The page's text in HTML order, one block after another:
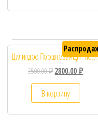
Цилиндро Поршневая ЦПГ Honda DIO ZX 34/35 40мм тефлон
3500.00₽2800.00₽
В корзину